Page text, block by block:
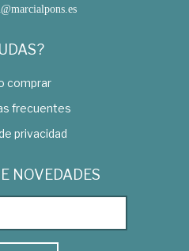
comprar
frecuentes
privacidad
NOVEDADES